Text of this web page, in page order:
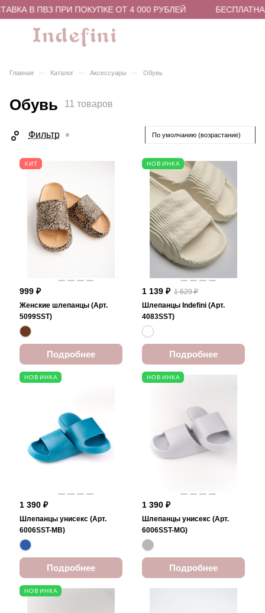
В ПВЗ ПРИ ПОКУПКЕ ОТ 4 000 РУБЛЕЙ
Главная – Каталог – Аксессуары – Обувь
Обувь 11 товаров
Фильтр По умолчанию (возрастание)
ХИТ
999 ₽
Женские шлепанцы (Арт.
5099SST)
Подробнее
НОВИНКА
1 139 ₽ 1 629 ₽
Шлепанцы Indefini (Арт.
4083SST)
Подробнее
НОВИНКА
1 390 ₽
Шлепанцы унисекс (Арт.
6006SST-MB)
Подробнее
НОВИНКА
1 390 ₽
Шлепанцы унисекс (Арт.
6006SST-MG)
Подробнее
НОВИНКА